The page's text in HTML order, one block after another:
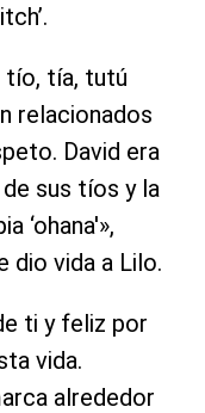
tío, tía, tutú
relacionados
David era
sus tíos y la
‘ohana'»,
dio vida a Lilo.
ti y feliz por
vida.
alrededor